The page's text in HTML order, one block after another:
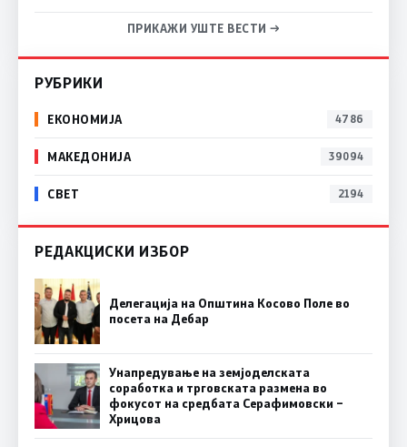
ПРИКАЖИ УШТЕ ВЕСТИ →
РУБРИКИ
ЕКОНОМИЈА 4786
МАКЕДОНИЈА 39094
СВЕТ 2194
РЕДАКЦИСКИ ИЗБОР
Делегација на Општина Косово Поле во
посета на Дебар
Унапредување на земјоделската
соработка и трговската размена во
фокусот на средбата Серафимовски –
Хрицова